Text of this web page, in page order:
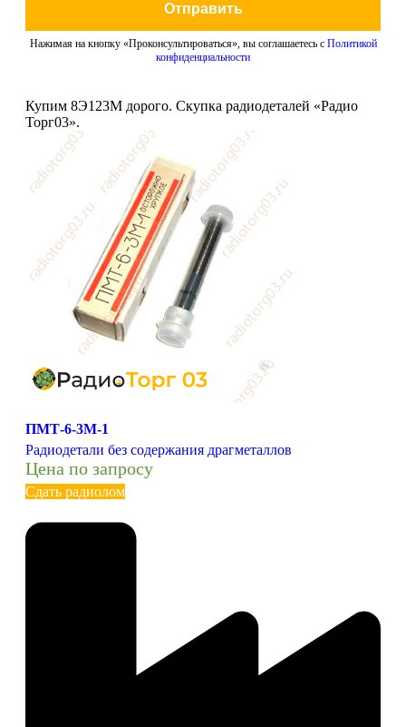
Отправить
Нажимая на кнопку «Проконсультироваться», вы соглашаетесь с Политикой
конфиденциальности
Купим 8Э123М дорого. Скупка радиодеталей «Радио
Торг03».
ПМТ-6-3М-1
Радиодетали без содержания драгметаллов
Цена по запросу
Сдать радиолом